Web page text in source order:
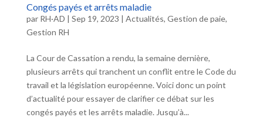
Congés payés et arrêts maladie
par RH·AD | Sep 19, 2023 | Actualités, Gestion de paie,
Gestion RH
La Cour de Cassation a rendu, la semaine dernière,
plusieurs arrêts qui tranchent un conflit entre le Code du
travail et la législation européenne. Voici donc un point
d’actualité pour essayer de clarifier ce débat sur les
congés payés et les arrêts maladie. Jusqu’à...